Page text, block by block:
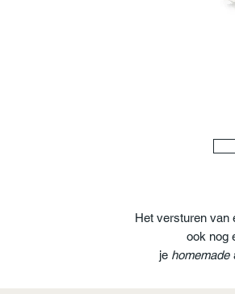
Het versturen van
ook nog
je homemade